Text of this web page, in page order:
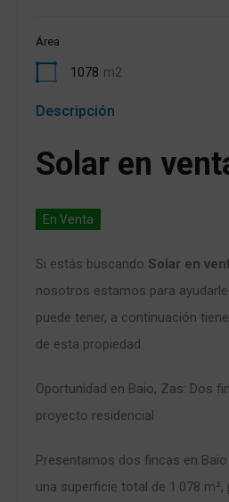
Área
1078 m2
Descripción
Solar en
En Venta
Si estás buscando Solar en
nosotros estamos para
puede tener, a continuación
de esta propiedad.
Oportunidad en Baio, Zas: Dos
proyecto residencial
Presentamos dos fincas en
una superficie total de 1.078